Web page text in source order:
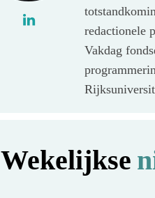
redactionele
Vakdag
Wekelijkse